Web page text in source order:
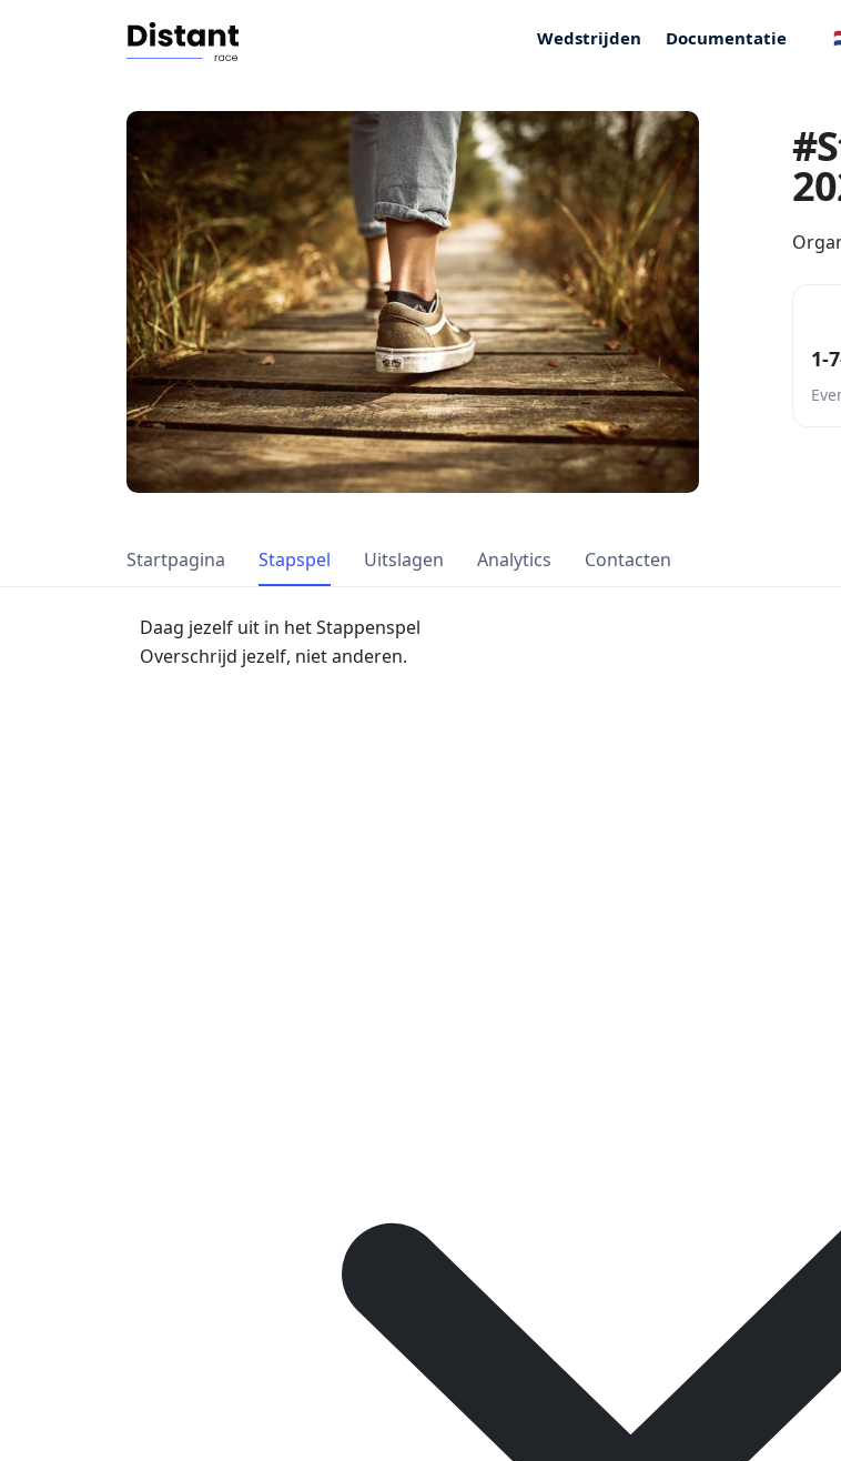
Wedstrijden Documentatie
1-
Startpagina Stapspel Uitslagen Analytics Contacten
Daag jezelf uit in het Stappenspel
Overschrijd jezelf, niet anderen.